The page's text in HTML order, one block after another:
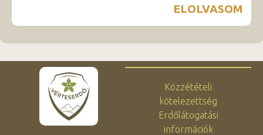
ELOLVASOM
Közzétételi
kötelezettség
Erdőlátogatási
információk